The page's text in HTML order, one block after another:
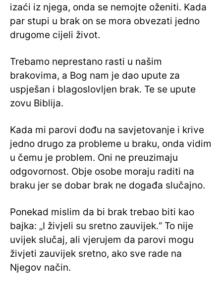
izaći iz njega, onda se nemojte oženiti. Kada
par stupi u brak on se mora obvezati jedno
drugome cijeli život.
Trebamo neprestano rasti u našim
brakovima, a Bog nam je dao upute za
uspješan i blagoslovljen brak. Te se upute
zovu Biblija.
Kada mi parovi dođu na savjetovanje i krive
jedno drugo za probleme u braku, onda vidim
u čemu je problem. Oni ne preuzimaju
odgovornost. Obje osobe moraju raditi na
braku jer se dobar brak ne događa slučajno.
Ponekad mislim da bi brak trebao biti kao
bajka: „I živjeli su sretno zauvijek.“ To nije
uvijek slučaj, ali vjerujem da parovi mogu
živjeti zauvijek sretno, ako sve rade na
Njegov način.